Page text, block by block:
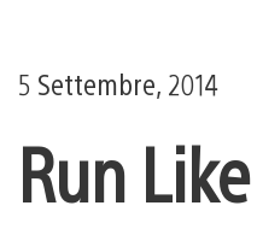
5 Settembre, 2014
Run